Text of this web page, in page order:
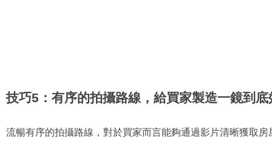
技巧5：有序的拍攝路線，給買家製造一鏡到底
流暢有序的拍攝路線，對於買家而言能夠通過影片清晰獲取房